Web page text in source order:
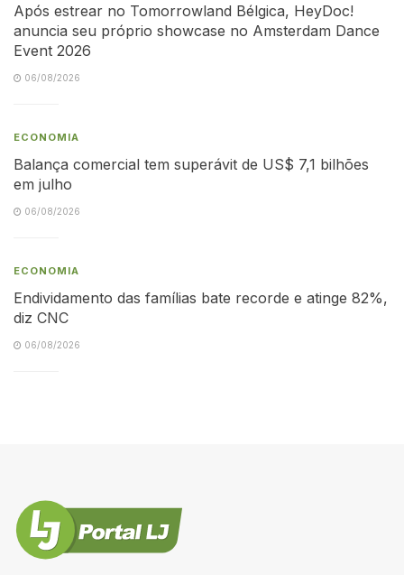
Após estrear no Tomorrowland Bélgica, HeyDoc!
anuncia seu próprio showcase no Amsterdam Dance
Event 2026
06/08/2026
ECONOMIA
Balança comercial tem superávit de US$ 7,1 bilhões
em julho
06/08/2026
ECONOMIA
Endividamento das famílias bate recorde e atinge 82%,
diz CNC
06/08/2026